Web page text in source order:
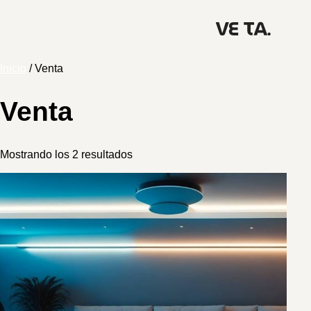
/ Venta
Venta
Mostrando los 2 resultados